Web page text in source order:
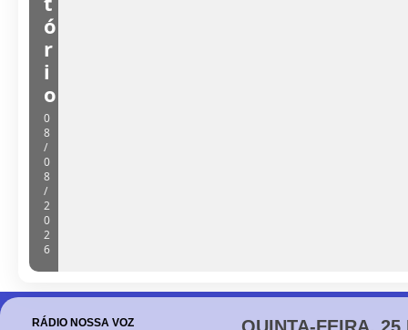
Seleção Barroquense goleia base
terceiro amistoso preparatório
08/08/2026
RÁDIO NOSSA VOZ